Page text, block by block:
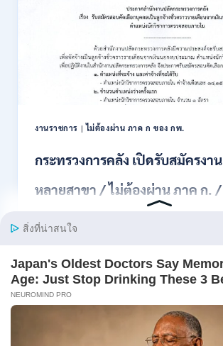
2569
รับ
สอบ
แข่งขัน
เพื่อ
บรรจุ
เป็น
44
/
และ
/
ไม่
ผ่าน
งานราชการ |ไม่ต้องผ่าน ภาค ก ของ กพ.
กระทรวงการคลัง เปิดรับสมัครงา
หลายสาขา / ไม่ต้องผ่าน ภาค ก. /
18150 / สมัคร 13 – 25 สิงหาคม
ตำแหน่งนักวิ…
อ่านรายละเอียด